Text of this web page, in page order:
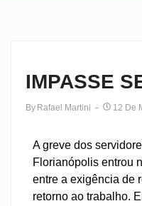
IMPASSE
By Rafael Martini 12 De
A greve dos
Florianópolis entrou
entre a exigência de
retorno ao trabalho.